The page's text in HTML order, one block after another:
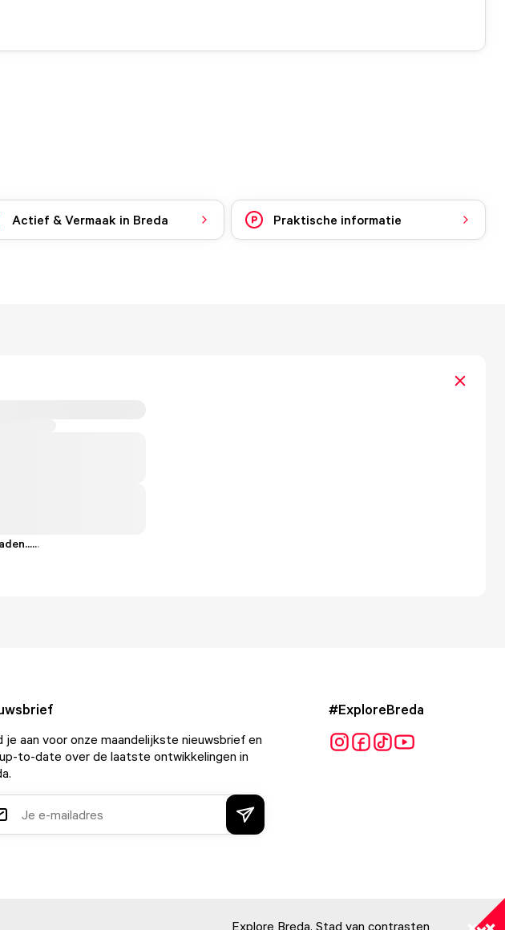
Actief & Vermaak in Breda Praktische informatie
...
je aan voor onze maandelijkste nieuwsbrief en
to-date over de laatste ontwikkelingen in
#ExploreBreda
Explore Breda. Stad van contrasten